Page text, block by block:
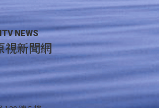
NEWS
視新聞網